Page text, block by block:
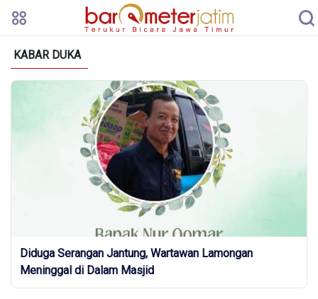
KABAR DUKA
Diduga Serangan Jantung, Wartawan Lamongan
Meninggal di Dalam Masjid